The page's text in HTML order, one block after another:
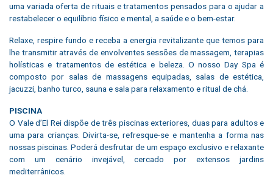
uma variada oferta de rituais e tratamentos pensados para o ajudar a
restabelecer o equilíbrio físico e mental, a saúde e o bem-estar.
Relaxe, respire fundo e receba a energia revitalizante que temos para
lhe transmitir através de envolventes sessões de massagem, terapias
holísticas e tratamentos de estética e beleza. O nosso Day Spa é
composto por salas de massagens equipadas, salas de estética,
jacuzzi, banho turco, sauna e sala para relaxamento e ritual de chá.
PISCINA
O Vale d’El Rei dispõe de três piscinas exteriores, duas para adultos e
uma para crianças. Divirta-se, refresque-se e mantenha a forma nas
nossas piscinas. Poderá desfrutar de um espaço exclusivo e relaxante
com um cenário invejável, cercado por extensos jardins
mediterrânicos.